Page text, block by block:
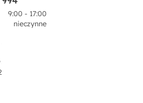
9:00 - 17:00
nieczynne